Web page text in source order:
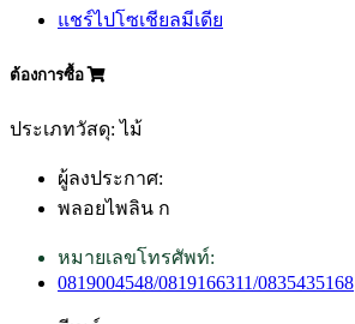
แชร์ไปโซเชียลมีเดีย
ต้องการซื้อ
ประเภทวัสดุ: ไม้
ผู้ลงประกาศ:
พลอยไพลิน ก
หมายเลขโทรศัพท์:
0819004548/0819166311/0835435168